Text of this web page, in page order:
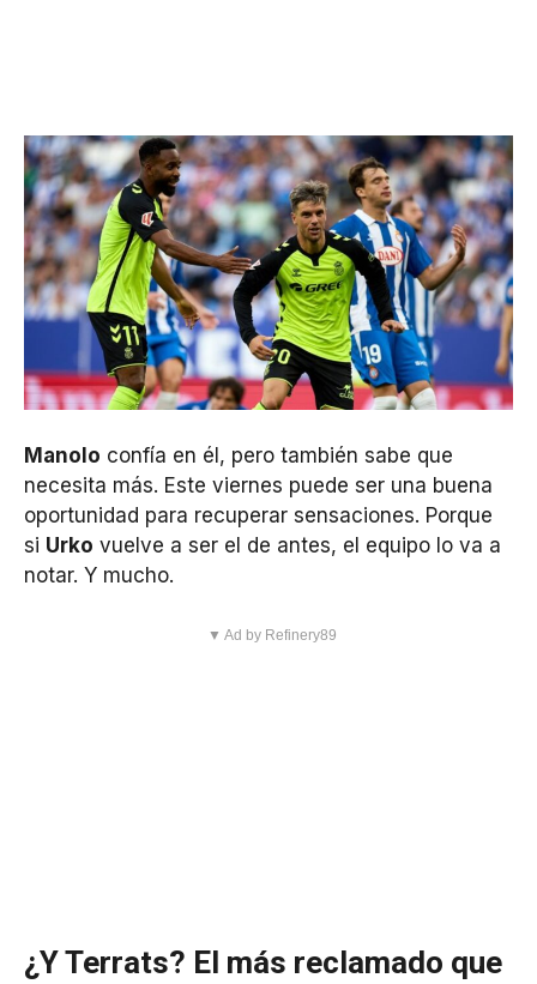
Manolo confía en él, pero también sabe que
necesita más. Este viernes puede ser una buena
oportunidad para recuperar sensaciones. Porque
si Urko vuelve a ser el de antes, el equipo lo va a
notar. Y mucho.
▼ Ad by Refinery89
¿Y Terrats? El más reclamado que